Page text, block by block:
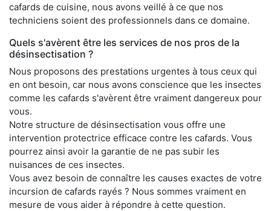
cafards de cuisine, nous avons veillé à ce que nos
techniciens soient des professionnels dans ce domaine.
Quels s'avèrent être les services de nos pros de la
désinsectisation ?
Nous proposons des prestations urgentes à tous ceux qui
en ont besoin, car nous avons conscience que les insectes
comme les cafards s'avèrent être vraiment dangereux pour
vous.
Notre structure de désinsectisation vous offre une
intervention protectrice efficace contre les cafards. Vous
pourrez ainsi avoir la garantie de ne pas subir les
nuisances de ces insectes.
Vous avez besoin de connaître les causes exactes de votre
incursion de cafards rayés ? Nous sommes vraiment en
mesure de vous aider à répondre à cette question.